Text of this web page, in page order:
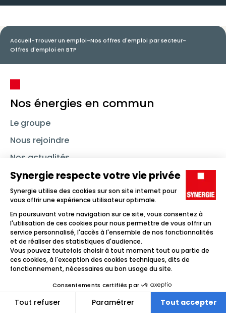
Accueil-Trouver un emploi-Nos offres d'emploi par secteur-
Offres d'emploi en BTP
Nos énergies en commun
Le groupe
Nous rejoindre
Nos actualités
Nous contacter
Linkedin SynergieInstagramTikTok Youtube
Trouver un emploi
Icône d'illustration
Candidats
Icône d'illustration
Icône d'illustration